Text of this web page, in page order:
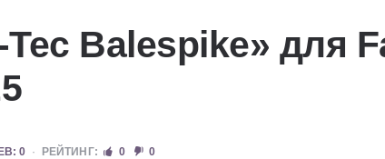
Balespike» для
0 РЕЙТИНГ: 0 0